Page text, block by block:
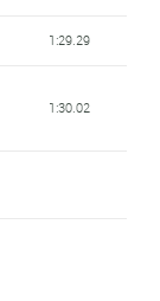
1:29.29
1:30.02